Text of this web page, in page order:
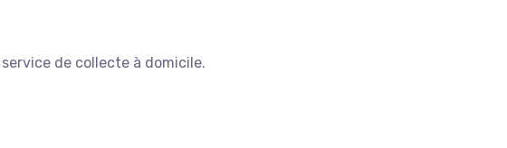
de collecte à domicile.